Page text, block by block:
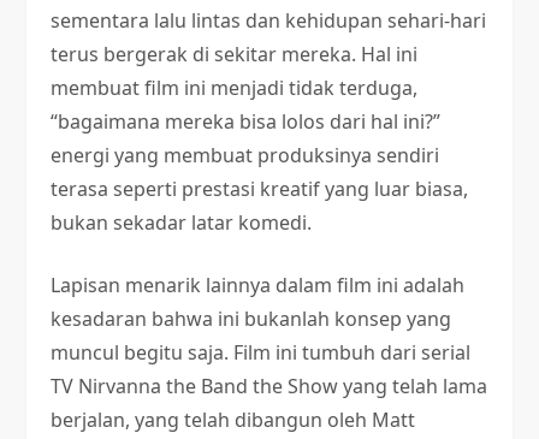
sementara lalu lintas dan kehidupan sehari-hari
terus bergerak di sekitar mereka. Hal ini
membuat film ini menjadi tidak terduga,
“bagaimana mereka bisa lolos dari hal ini?”
energi yang membuat produksinya sendiri
terasa seperti prestasi kreatif yang luar biasa,
bukan sekadar latar komedi.
Lapisan menarik lainnya dalam film ini adalah
kesadaran bahwa ini bukanlah konsep yang
muncul begitu saja. Film ini tumbuh dari serial
TV Nirvanna the Band the Show yang telah lama
berjalan, yang telah dibangun oleh Matt